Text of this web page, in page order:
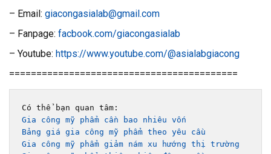
– Email: giacongasialab@gmail.com
– Fanpage: facbook.com/giacongasialab
– Youtube: https://www.youtube.com/@asialabgiacong
==========================================
Gia công mỹ phẩm cần bao nhiêu vốn
Bảng giá gia công mỹ phẩm theo yêu cầu
Gia công mỹ phẩm giảm nám xu hướng thị trường